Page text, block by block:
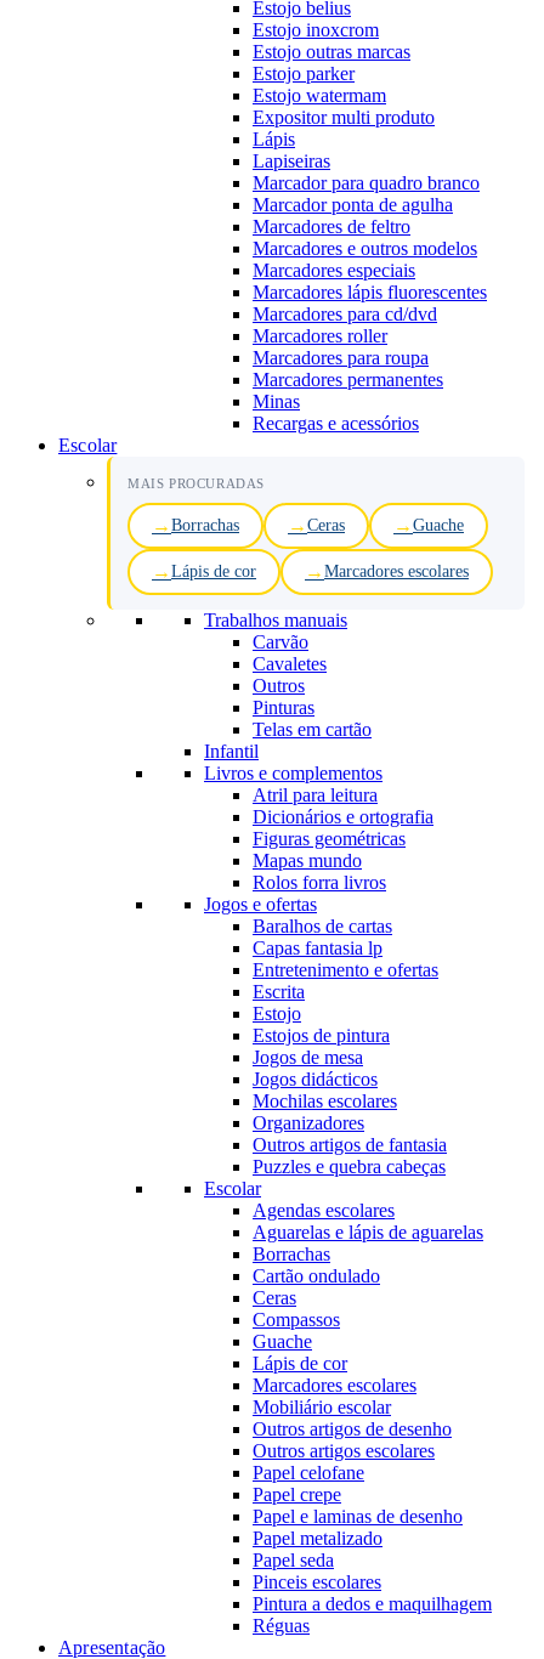
Estojo belius
Estojo inoxcrom
Estojo outras marcas
Estojo parker
Estojo watermam
Expositor multi produto
Lápis
Lapiseiras
Marcador para quadro branco
Marcador ponta de agulha
Marcadores de feltro
Marcadores e outros modelos
Marcadores especiais
Marcadores lápis fluorescentes
Marcadores para cd/dvd
Marcadores roller
Marcadores para roupa
Marcadores permanentes
Minas
Recargas e acessórios
Escolar
MAIS PROCURADAS
Borrachas Ceras Guache
Lápis de cor Marcadores escolares
Trabalhos manuais
Carvão
Cavaletes
Outros
Pinturas
Telas em cartão
Infantil
Livros e complementos
Atril para leitura
Dicionários e ortografia
Figuras geométricas
Mapas mundo
Rolos forra livros
Jogos e ofertas
Baralhos de cartas
Capas fantasia lp
Entretenimento e ofertas
Escrita
Estojo
Estojos de pintura
Jogos de mesa
Jogos didácticos
Mochilas escolares
Organizadores
Outros artigos de fantasia
Puzzles e quebra cabeças
Escolar
Agendas escolares
Aguarelas e lápis de aguarelas
Borrachas
Cartão ondulado
Ceras
Compassos
Guache
Lápis de cor
Marcadores escolares
Mobiliário escolar
Outros artigos de desenho
Outros artigos escolares
Papel celofane
Papel crepe
Papel e laminas de desenho
Papel metalizado
Papel seda
Pinceis escolares
Pintura a dedos e maquilhagem
Réguas
Apresentação